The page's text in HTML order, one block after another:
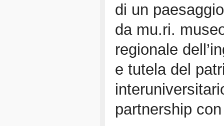
di un
da mu.ri.
regionale
e tutela del
partnership